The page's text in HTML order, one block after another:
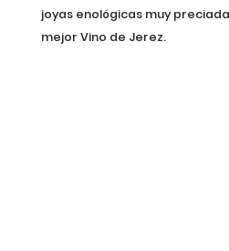
joyas enológicas muy
mejor Vino de Jerez.